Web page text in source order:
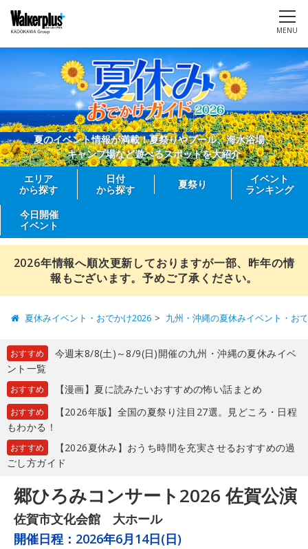
MENU
夏のイベント情報が満載！夏祭りやプール、海水浴場、
キャンプ場など遊べるスポットを大紹介
エリア
から探す
日付
から探す
夏祭り
イベント
ランキング
今日開催
イベント
2026年情報へ順次更新しておりますが一部、昨年の情
報もございます。予めご了承ください。
夏休みイベント・おでかけ2026 九州・沖縄の夏休みイベント・お
おすすめ
今週末8/8(土)～8/9(日)開催の九州・沖縄の夏休みイベ
ント一覧
おすすめ 【漫画】夏に読みたいおすすめの怖い話まとめ
おすすめ
【2026年版】全国の夏祭り注目27選。見どころ・日程
もわかる！
おすすめ
【2026夏休み】おうち時間を充実させるおすすめの過
ごし方ガイド
郷ひろみコンサート2026 佐賀公演
佐賀市文化会館 大ホール
開催日程： 2026年6月14日(日)